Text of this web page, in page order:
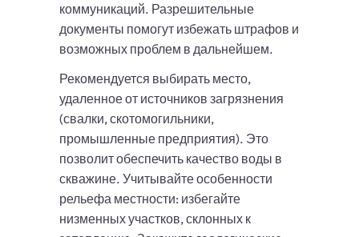
коммуникаций. Разрешительные
документы помогут избежать штрафов и
возможных проблем в дальнейшем.
Рекомендуется выбирать место,
удаленное от источников загрязнения
(свалки, скотомогильники,
промышленные предприятия). Это
позволит обеспечить качество воды в
скважине. Учитывайте особенности
рельефа местности: избегайте
низменных участков, склонных к